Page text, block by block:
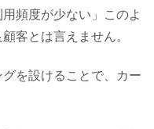
頻度が少ない」このよ
客とは言えません。
を設けることで、カー